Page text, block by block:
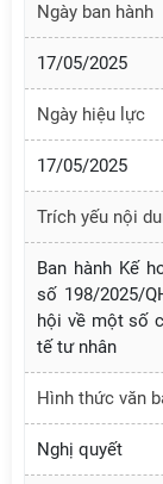
Ngày ban hành
17/05/2025
Ngày hiệu lực
17/05/2025
Trích yếu nội
Ban hành Kế
số 198/2025/
hội về một số
tế tư nhân
Hình thức văn
Nghị quyết